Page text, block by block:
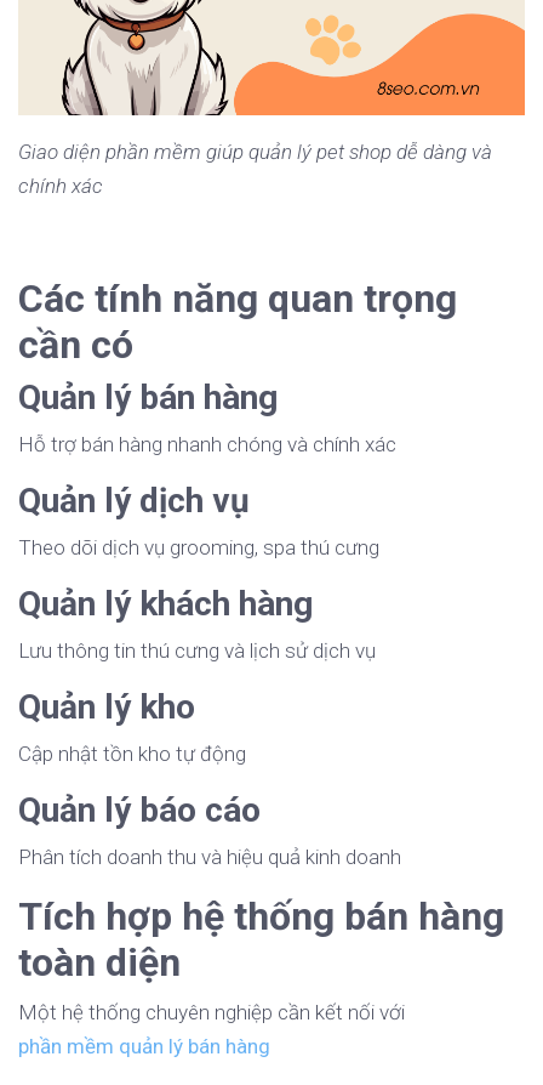
Giao diện phần mềm giúp quản lý pet shop dễ dàng và
chính xác
Các tính năng quan trọng
cần có
Quản lý bán hàng
Hỗ trợ bán hàng nhanh chóng và chính xác
Quản lý dịch vụ
Theo dõi dịch vụ grooming, spa thú cưng
Quản lý khách hàng
Lưu thông tin thú cưng và lịch sử dịch vụ
Quản lý kho
Cập nhật tồn kho tự động
Quản lý báo cáo
Phân tích doanh thu và hiệu quả kinh doanh
Tích hợp hệ thống bán hàng
toàn diện
Một hệ thống chuyên nghiệp cần kết nối với
phần mềm quản lý bán hàng